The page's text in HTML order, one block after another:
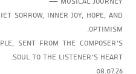
sorrow, inner joy, hope, and
optimism.
sent from the composer’s
soul to the listener’s heart.
08.07.26